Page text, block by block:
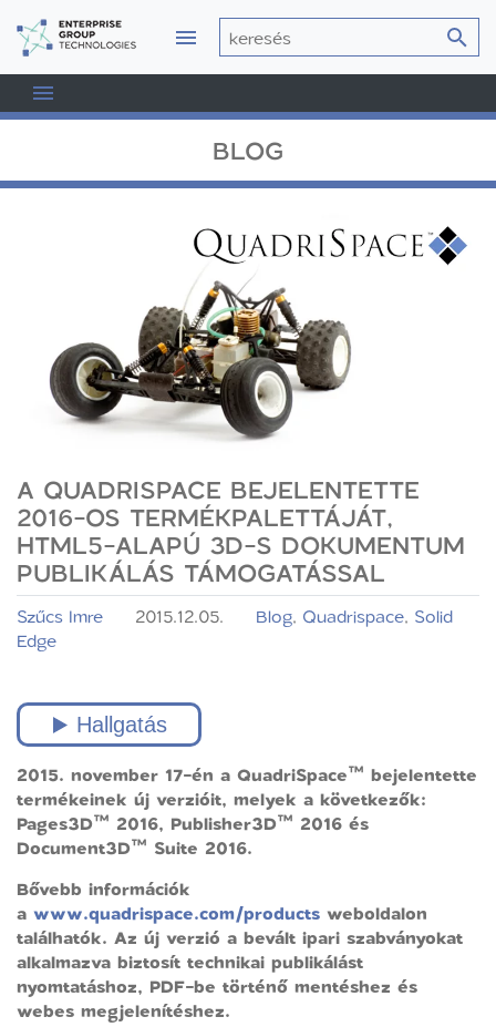
BLOG
A QUADRISPACE BEJELENTETTE
2016-OS TERMÉKPALETTÁJÁT,
HTML5-ALAPÚ 3D-S DOKUMENTUM
PUBLIKÁLÁS TÁMOGATÁSSAL
Szűcs Imre 2015.12.05. Blog, Quadrispace, Solid
Edge
2015. november 17-én a QuadriSpace™ bejelentette
termékeinek új verzióit, melyek a következők:
Pages3D™ 2016, Publisher3D™ 2016 és
Document3D™ Suite 2016.
Bővebb információk
a www.quadrispace.com/products weboldalon
találhatók. Az új verzió a bevált ipari szabványokat
alkalmazva biztosít technikai publikálást
nyomtatáshoz, PDF-be történő mentéshez és
webes megjelenítéshez.